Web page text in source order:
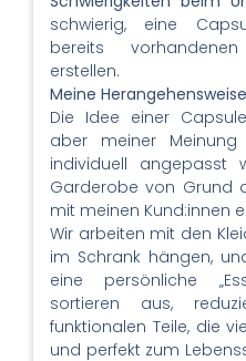
schwierig, eine
bereits
erstellen.
Meine
Die Idee einer
aber meiner
individuell angepasst
Garderobe von Grund
mit meinen Kund:innen
Wir arbeiten mit den
im Schrank hängen,
eine persönliche
sortieren aus,
funktionalen Teile, die
und perfekt zum